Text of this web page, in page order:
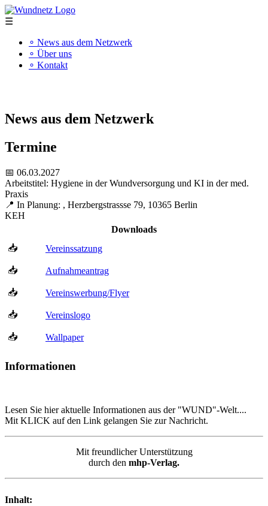
☰
∘ News aus dem Netzwerk
∘ Über uns
∘ Kontakt
News aus dem Netzwerk
Termine
📅 06.03.2027
Arbeitstitel: Hygiene in der Wundversorgung und KI in der med.
Praxis
📍 In Planung: , Herzbergstrassse 79, 10365 Berlin
KEH
Downloads
📥
Vereinssatzung
📥 Aufnahmeantrag
📥 Vereinswerbung/Flyer
📥 Vereinslogo
📥 Wallpaper
Informationen
Lesen Sie hier aktuelle Informationen aus der "WUND"-Welt....
Mit KLICK auf den Link gelangen Sie zur Nachricht.
Mit freundlicher Unterstützung
durch den mhp-Verlag.
Inhalt: